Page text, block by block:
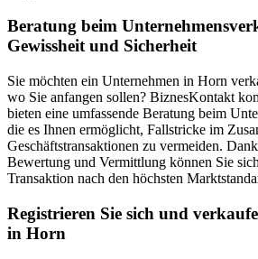
Beratung beim
Gewissheit und Sicherheit
Sie möchten ein Unternehmen in Horn
wo Sie anfangen sollen? BiznesKontakt
bieten eine umfassende Beratung beim
die es Ihnen ermöglicht, Fallstricke im
Geschäftstransaktionen zu vermeiden.
Bewertung und Vermittlung können Sie
Transaktion nach den höchsten
Registrieren Sie sich und
in Horn